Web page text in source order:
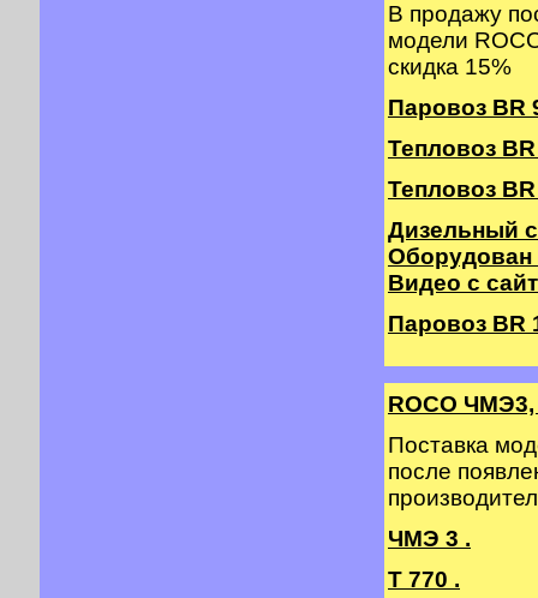
В продажу
модели
скидка 15%
Паровоз BR
Тепловоз
Тепловоз
Дизельный
Оборудован
Видео с
Паровоз BR
ROCO ЧМЭ3,
Поставка
после
ЧМЭ 3 .
T 770 .